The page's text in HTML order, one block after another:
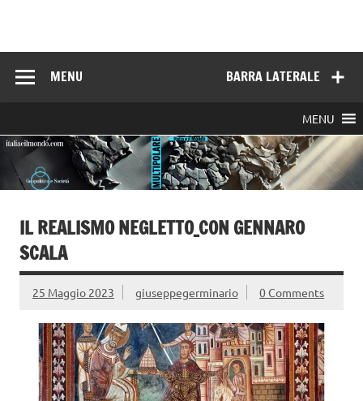
BARRA LATERALE
MENU
MENU
IL REALISMO NEGLETTO_CON GENNARO
SCALA
25 Maggio 2023 giuseppegerminario 0 Comments